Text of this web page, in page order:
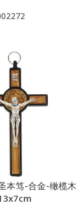
本笃-合金-橄榄木